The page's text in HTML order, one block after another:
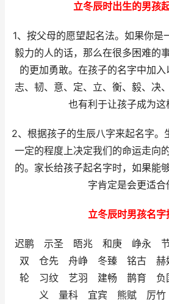
立冬辰时出生的男孩
1、按父母的愿望起名法。如果你是
毅力的人的话，那么在很多困难的
的更加勇敢。在孩子的名字中加入
志、韧、意、定、立、衡、毅、决
也有利于让孩子成为这
2、根据孩子的生辰八字来起名字。
一定的程度上决定我们的命运走向
的。家长给孩子起名字时，如果能
字肯定是会更适合
立冬辰时男孩名字
迟鹏 示圣 晤兆 和庚 峥永
双 仓先 舟峥 冬臻 铭古
轮 习纹 艺羽 建畅 鹊育
义 量科 宜宾 熊赋 厉